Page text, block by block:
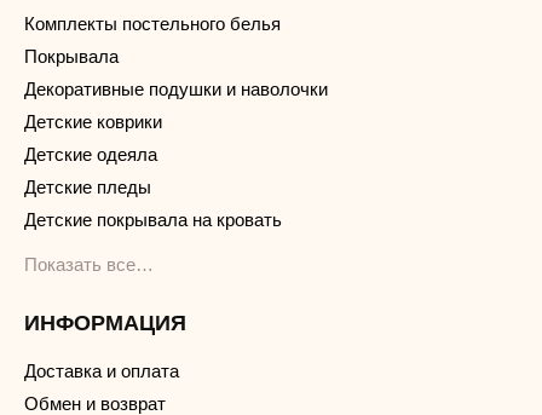
Комплекты постельного белья
Покрывала
Декоративные подушки и наволочки
Детские коврики
Детские одеяла
Детские пледы
Детские покрывала на кровать
Показать все…
ИНФОРМАЦИЯ
Доставка и оплата
Обмен и возврат